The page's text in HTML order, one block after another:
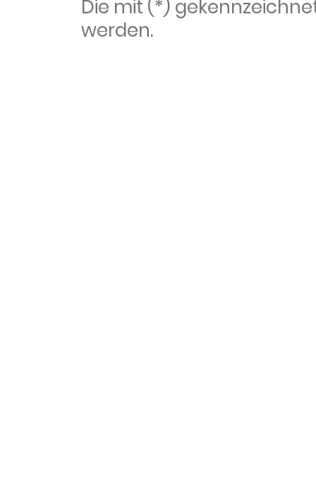
Die mit (*)
werden.